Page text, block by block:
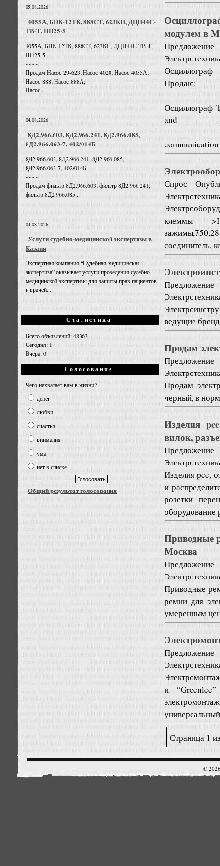
05.08.2026
4055А, БНК-12ТК, 888СТ, 623КП, ДЦН44С-
ТВ-Т, НП25-5
4055А, БНК-12ТК, 888СТ, 623КП, ДЦН44С-ТВ-Т,
НП25-5
- - - -
Продам Насос 29-623; Насос 4020; Насос 4055А;
Насос 888; Насос 888А;
Насос...
04.08.2026
8Д2.966.603, 8Д2.966.241, 8Д2.966.085,
8Д2.966.063-7, 402/014Б
8Д2.966.603, 8Д2.966.241, 8Д2.966.085,
8Д2.966.063-7, 402/014Б
- - - -
Продам фильтр 8Д2.966.603; фильтр 8Д2.966.241;
фильтр 8Д2.966.085...
04.08.2026
Услуги судебно-медицинской экспертизы в
Казани
Экспертная компания “Судебная-медицинская
экспертиза” оказывает услуги проведения судебно-
медицинской экспертизы для защиты прав пациентов
и врачей...
Статистика
Всего объявлений: 48363
Сегодня: 1
Вчера: 0
Голосование
Чего нехватает вам в жизни?
денег
любви
счастья
внимания
ума
нет в списке
Общий результат голосования
модулем в
Предложение
Продаю:
Осциллограф
and
Спрос
клеммы
соединитель,
Предложение
ведущие
Продам
Предложение
Продам
черный, в
Изделия
вилок,
Предложение
Изделия pce,
и
розетки
оборудование
Приводные
Москва
Предложение
Приводные
ремни для
умеренным
Предложение
и
Страница 1
©